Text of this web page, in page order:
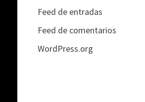
Feed de entradas
Feed de comentarios
WordPress.org